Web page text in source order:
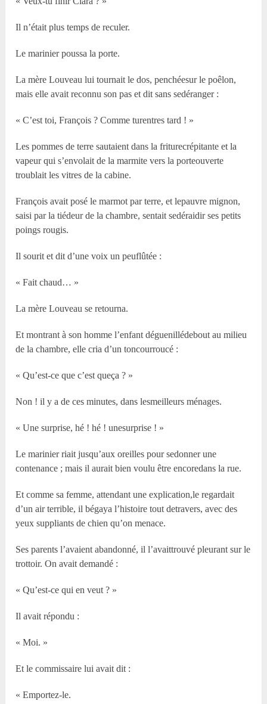
Il n’était plus temps de reculer.
Le marinier poussa la porte.
La mère Louveau lui tournait le dos, penchéesur le poêlon,
mais elle avait reconnu son pas et dit sans sedéranger :
« C’est toi, François ? Comme turentres tard ! »
Les pommes de terre sautaient dans la friturecrépitante et la
vapeur qui s’envolait de la marmite vers la porteouverte
troublait les vitres de la cabine.
François avait posé le marmot par terre, et lepauvre mignon,
saisi par la tiédeur de la chambre, sentait sedéraidir ses petits
poings rougis.
Il sourit et dit d’une voix un peuflûtée :
« Fait chaud… »
La mère Louveau se retourna.
Et montrant à son homme l’enfant déguenillédebout au milieu
de la chambre, elle cria d’un toncourroucé :
« Qu’est-ce que c’est queça ? »
Non ! il y a de ces minutes, dans lesmeilleurs ménages.
« Une surprise, hé ! hé ! unesurprise ! »
Le marinier riait jusqu’aux oreilles pour sedonner une
contenance ; mais il aurait bien voulu être encoredans la rue.
Et comme sa femme, attendant une explication,le regardait
d’un air terrible, il bégaya l’histoire tout detravers, avec des
yeux suppliants de chien qu’on menace.
Ses parents l’avaient abandonné, il l’avaittrouvé pleurant sur le
trottoir. On avait demandé :
« Qu’est-ce qui en veut ? »
Il avait répondu :
« Moi. »
Et le commissaire lui avait dit :
« Emportez-le.